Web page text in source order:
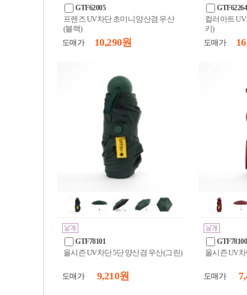
GTF62005
프렌즈 UV차단 초미니 양산겸 우산
(블랙)
도매가
10,290 원
GTF62264
컬러아트
키)
도매가
GTF78101
올시즌 UV차단 5단 양산겸 우산(그린)
도매가 9,210 원
GTF78100
올시즌 UV
도매가